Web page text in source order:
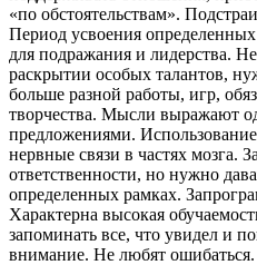
«по обстоятельствам».
Период усвоения
для подражания и лидерства.
раскрытии особых талантов,
больше разной работы, игр,
творчества. Мысли выражают
предложениями.
нервные связи в частях мозга.
ответственности, но нужно
определенных рамках.
Характерна высокая
запоминать все, что увидел и
внимание. Не любят ошибаться.